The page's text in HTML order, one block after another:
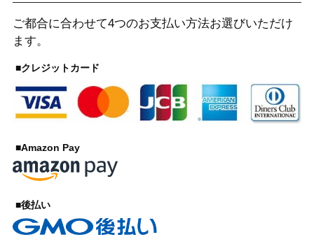
ご都合に合わせて4つのお支払い方法お選びいただけ
ます。
■クレジットカード
■Amazon Pay
■後払い